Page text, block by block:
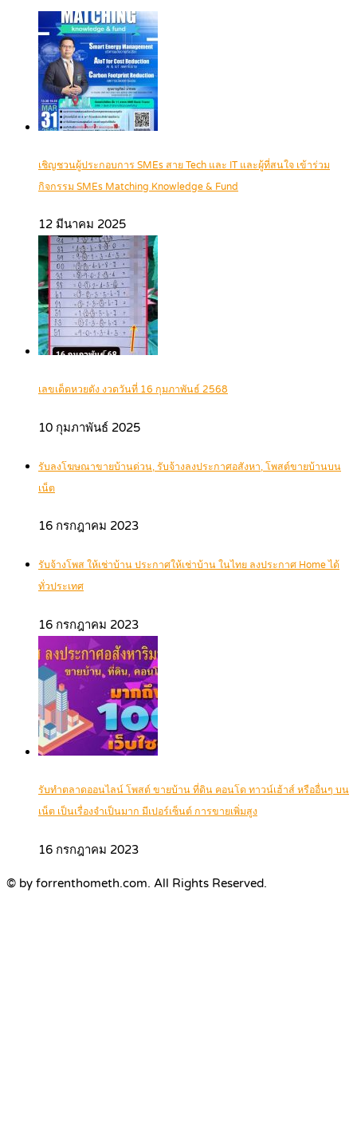
เชิญชวนผู้ประกอบการ SMEs สาย Tech และ IT และผู้ที่สนใจ เข้าร่วม
กิจกรรม SMEs Matching Knowledge & Fund
12 มีนาคม 2025
เลขเด็ดหวยดัง งวดวันที่ 16 กุมภาพันธ์ 2568
10 กุมภาพันธ์ 2025
รับลงโฆษณาขายบ้านด่วน, รับจ้างลงประกาศอสังหา, โพสต์ขายบ้านบน
เน็ต
16 กรกฎาคม 2023
รับจ้างโพส ให้เช่าบ้าน ประกาศให้เช่าบ้าน ในไทย ลงประกาศ Home ได้
ทั่วประเทศ
16 กรกฎาคม 2023
รับทำตลาดออนไลน์ โพสต์ ขายบ้าน ที่ดิน คอนโด ทาวน์เฮ้าส์ หรืออื่นๆ บน
เน็ต เป็นเรื่องจำเป็นมาก มีเปอร์เซ็นต์ การขายเพิ่มสูง
16 กรกฎาคม 2023
© by forrenthometh.com. All Rights Reserved.